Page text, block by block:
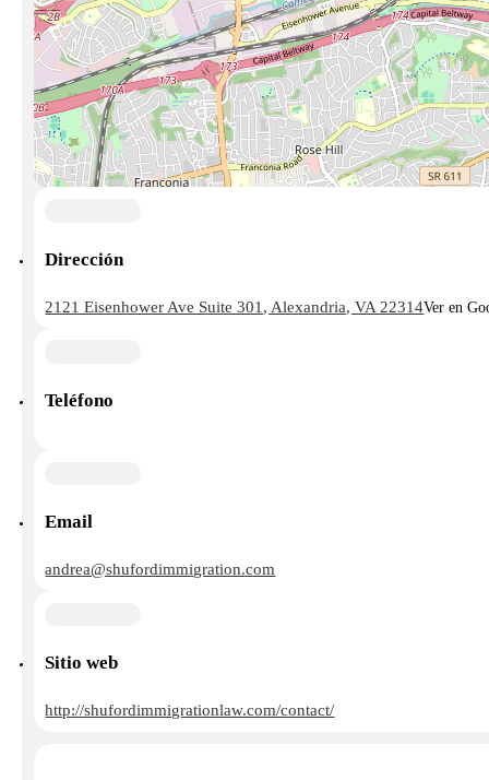
Dirección
2121 Eisenhower Ave Suite 301, Alexandria, VA 22314Ver en
Teléfono
Email
andrea@shufordimmigration.com
Sitio web
http://shufordimmigrationlaw.com/contact/